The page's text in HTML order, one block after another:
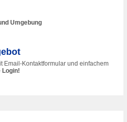
Umgebung
Email-Kontaktformular und einfachem
Login!